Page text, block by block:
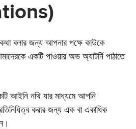
কথা বলার জন্য আপনার পক্ষে কাউকে
একটি পাওয়ার অভ অ্যাটর্নি পাঠাতে
আইনি নথি যার মাধ্যমে আপনি
করার জন্য এক বা একাধিক